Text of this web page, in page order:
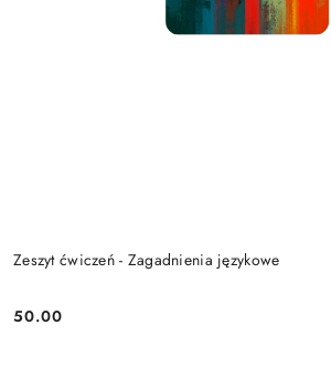
Zeszyt ćwiczeń - Zagadnienia językowe
Cena:
50.00